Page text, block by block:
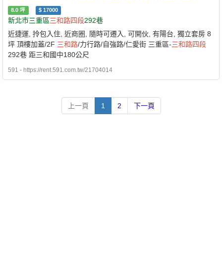
8.0 坪 $ 17000
新北市三重區三和路四段292巷
近捷運, 拎包入住, 近商圈, 隨時可遷入, 可開伙, 有陽台, 獨立套房 8
坪 頂樓加蓋/2F 三和路/力行路/自強路/仁愛街 三重區-三和路四段
292巷 距三和國中180公尺
591 - https://rent.591.com.tw/21704014
上一頁 1 2 下一頁